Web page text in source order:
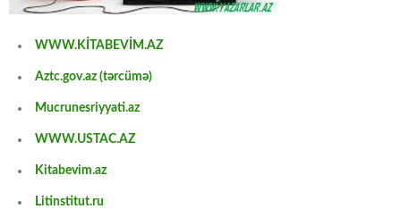
WWW.KİTABEVİM.AZ
Aztc.gov.az (tərcümə)
Mucrunesriyyati.az
WWW.USTAC.AZ
Kitabevim.az
Litinstitut.ru